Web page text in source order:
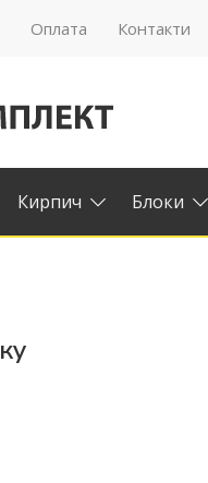
Оплата Контакти
Кирпич Блоки